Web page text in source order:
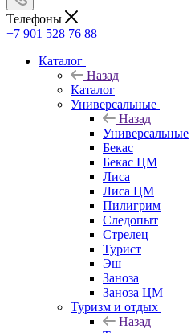
Телефоны
+7 901 528 76 88
Каталог
Назад
Каталог
Универсальные
Назад
Универсальные
Бекас
Бекас ЦМ
Лиса
Лиса ЦМ
Пилигрим
Следопыт
Стрелец
Турист
Эш
Заноза
Заноза ЦМ
Туризм и отдых
Назад